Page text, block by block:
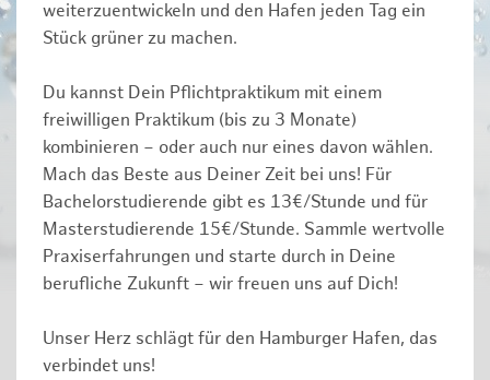
weiterzuentwickeln und den Hafen jeden Tag ein
Stück grüner zu machen.
Du kannst Dein Pflichtpraktikum mit einem
freiwilligen Praktikum (bis zu 3 Monate)
kombinieren – oder auch nur eines davon wählen.
Mach das Beste aus Deiner Zeit bei uns! Für
Bachelorstudierende gibt es 13€/Stunde und für
Masterstudierende 15€/Stunde. Sammle wertvolle
Praxiserfahrungen und starte durch in Deine
berufliche Zukunft – wir freuen uns auf Dich!
Unser Herz schlägt für den Hamburger Hafen, das
verbindet uns!